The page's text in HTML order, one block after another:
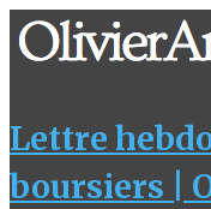
Lettre
boursiers |